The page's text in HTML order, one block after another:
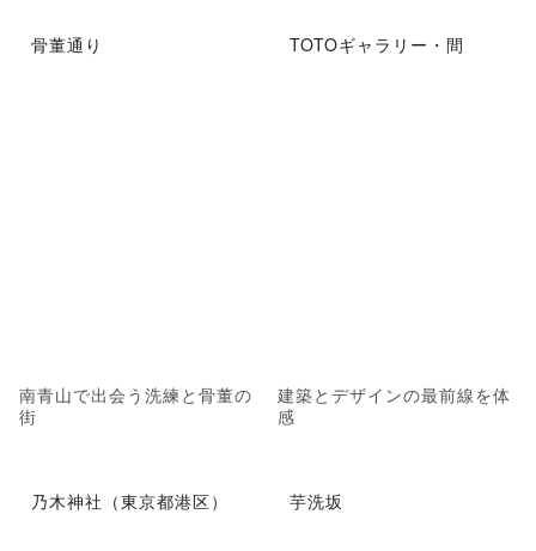
骨董通り
南青山で出会う洗練と骨董の
街
TOTOギャラリー・間
建築とデザインの最前線を体
感
乃木神社（東京都港区） 芋洗坂